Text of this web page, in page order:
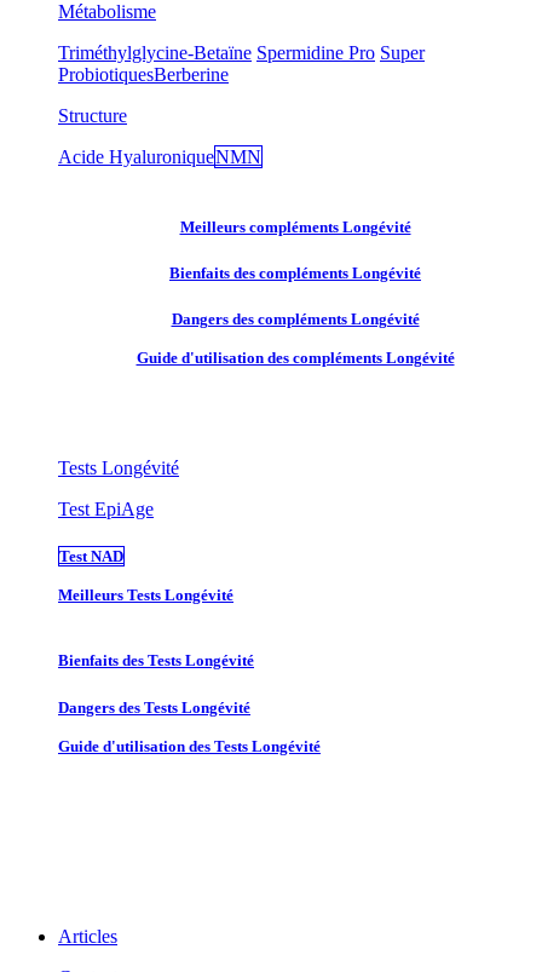
Métabolisme
Triméthylglycine-Betaïne Spermidine Pro Super
ProbiotiquesBerberine
Structure
Acide HyaluroniqueNMN
Meilleurs compléments Longévité
Bienfaits des compléments Longévité
Dangers des compléments Longévité
Guide d'utilisation des compléments Longévité
Tests Longévité
Test EpiAge
Test NAD
Meilleurs Tests Longévité
Bienfaits des Tests Longévité
Dangers des Tests Longévité
Guide d'utilisation des Tests Longévité
Articles